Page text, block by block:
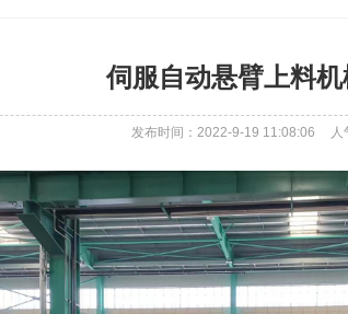
伺服自动悬臂上料
发布时间：2022-9-19 11:08:06 人